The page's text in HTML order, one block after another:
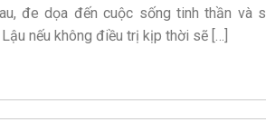
đe dọa đến cuộc sống tinh thần và
nếu không điều trị kịp thời sẽ […]